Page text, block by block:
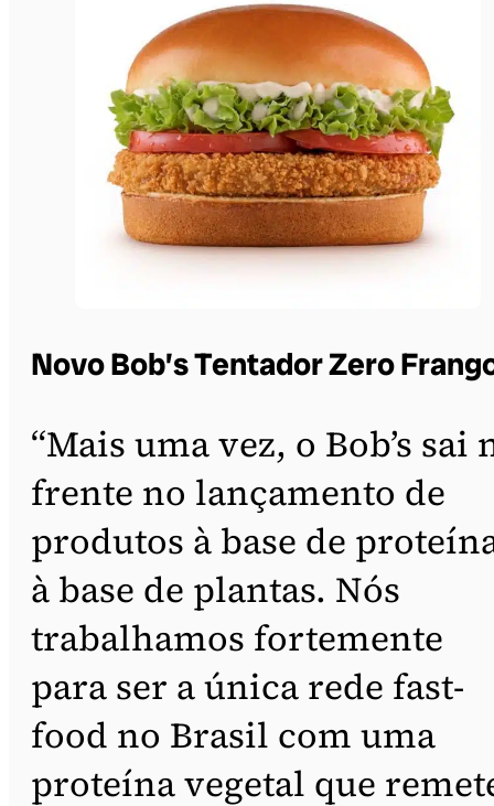
Novo Bob’s Tentador Zero
“Mais uma vez, o Bob’s sai
frente no lançamento de
produtos à base de
à base de plantas. Nós
trabalhamos fortemente
para ser a única rede fast-
food no Brasil com uma
proteína vegetal que